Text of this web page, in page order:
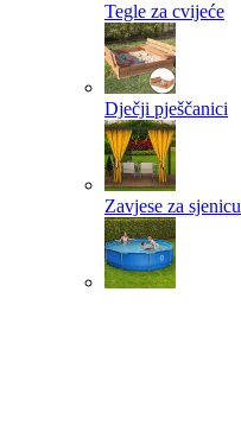
Tegle za cvijeće
Dječji pješčanici
Zavjese za sjenicu